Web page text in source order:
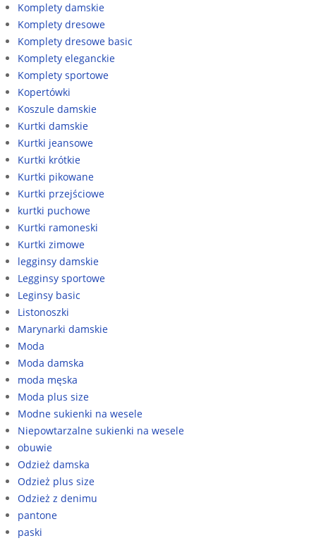
Komplety damskie
Komplety dresowe
Komplety dresowe basic
Komplety eleganckie
Komplety sportowe
Kopertówki
Koszule damskie
Kurtki damskie
Kurtki jeansowe
Kurtki krótkie
Kurtki pikowane
Kurtki przejściowe
kurtki puchowe
Kurtki ramoneski
Kurtki zimowe
legginsy damskie
Legginsy sportowe
Leginsy basic
Listonoszki
Marynarki damskie
Moda
Moda damska
moda męska
Moda plus size
Modne sukienki na wesele
Niepowtarzalne sukienki na wesele
obuwie
Odzież damska
Odzież plus size
Odzież z denimu
pantone
paski